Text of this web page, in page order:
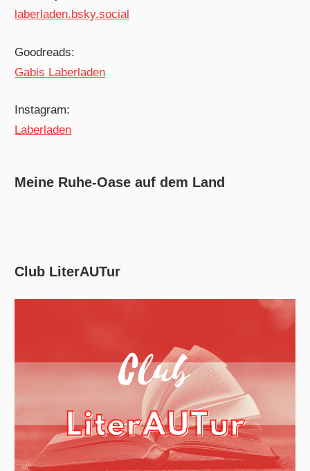
laberladen.bsky.social
Goodreads:
Gabis Laberladen
Instagram:
Laberladen
Meine Ruhe-Oase auf dem Land
Club LiterAUTur